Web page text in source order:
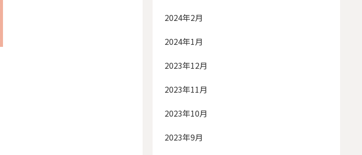
2024年2月
2024年1月
2023年12月
2023年11月
2023年10月
2023年9月